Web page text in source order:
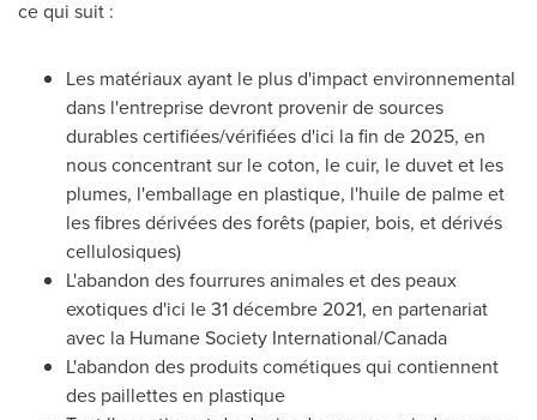
ce qui suit :
Les matériaux ayant le plus d'impact environnemental
dans l'entreprise devront provenir de sources
durables certifiées/vérifiées d'ici la fin de 2025, en
nous concentrant sur le coton, le cuir, le duvet et les
plumes, l'emballage en plastique, l'huile de palme et
les fibres dérivées des forêts (papier, bois, et dérivés
cellulosiques)
L'abandon des fourrures animales et des peaux
exotiques d'ici le 31 décembre 2021, en partenariat
avec la Humane Society International/Canada
L'abandon des produits cométiques qui contiennent
des paillettes en plastique